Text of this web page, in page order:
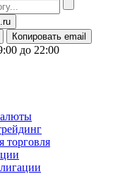
Копировать email
до 22:00
торговля